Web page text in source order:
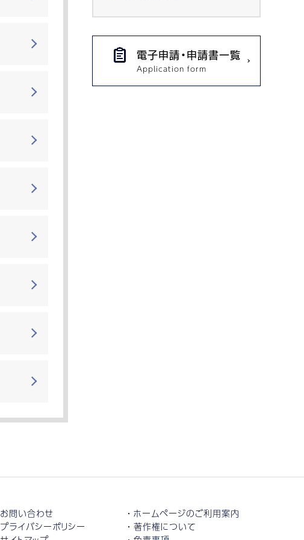
電子申請・申請書一覧
お問い合わせ
ホームページのご利用案内
プライバシーポリシー
著作権について